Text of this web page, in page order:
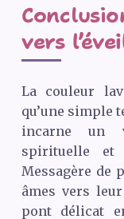
vers
La couleur
qu’une simple
incarne un
spirituelle et
Messagère de
âmes vers
pont délicat